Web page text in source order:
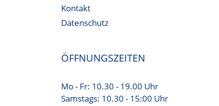
Kontakt
Datenschutz
ÖFFNUNGSZEITEN
Mo - Fr: 10.30 - 19.00 Uhr
Samstags: 10.30 - 15:00 Uhr